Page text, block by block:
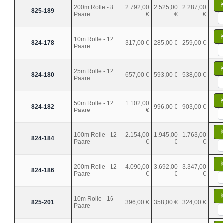
825-189
200m Rolle - 8
Paare
2.792,00
€
2.525,00
€
2.287,00
€
824-178
10m Rolle - 12
Paare
317,00 € 285,00 € 259,00 €
824-180
25m Rolle - 12
Paare
657,00 € 593,00 € 538,00 €
824-182
50m Rolle - 12
Paare
1.102,00
€
996,00 € 903,00 €
824-184
100m Rolle - 12
Paare
2.154,00
€
1.945,00
€
1.763,00
€
824-186
200m Rolle - 12
Paare
4.090,00
€
3.692,00
€
3.347,00
€
825-201
10m Rolle - 16
Paare
396,00 € 358,00 € 324,00 €